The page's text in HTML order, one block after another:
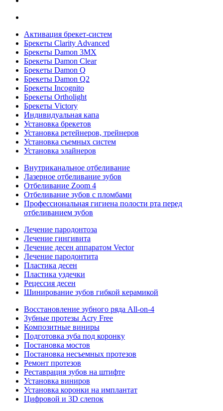
Активация брекет-систем
Брекеты Clarity Advanced
Брекеты Damon 3MX
Брекеты Damon Clear
Брекеты Damon Q
Брекеты Damon Q2
Брекеты Incognito
Брекеты Ortholight
Брекеты Victory
Индивидуальная капа
Установка брекетов
Установка ретейнеров, трейнеров
Установка съемных систем
Установка элайнеров
Внутриканальное отбеливание
Лазерное отбеливание зубов
Отбеливание Zoom 4
Отбеливание зубов с пломбами
Профессиональная гигиена полости рта перед
отбеливанием зубов
Лечение пародонтоза
Лечение гингивита
Лечение десен аппаратом Vector
Лечение пародонтита
Пластика десен
Пластика уздечки
Рецессия десен
Шинирование зубов гибкой керамикой
Восстановление зубного ряда All‑on‑4
Зубные протезы Acry Free
Композитные виниры
Подготовка зуба под коронку
Постановка мостов
Постановка несъемных протезов
Ремонт протезов
Реставрация зубов на штифте
Установка виниров
Установка коронки на имплантат
Цифровой и 3D слепок